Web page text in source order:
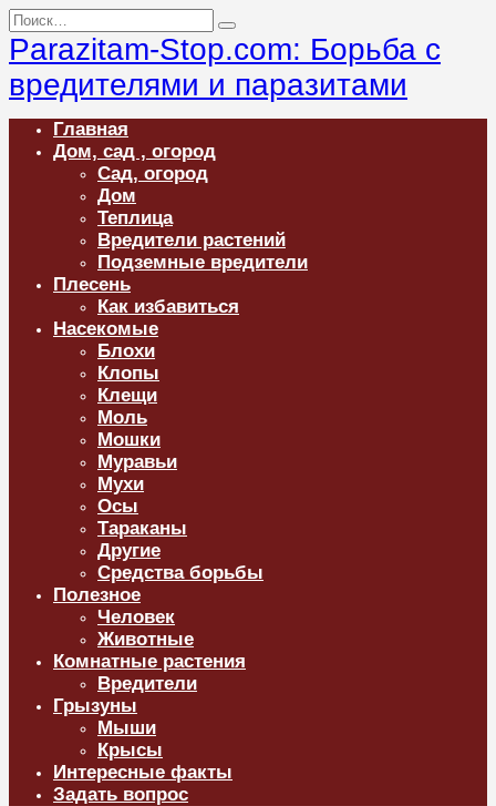
Перейти
к
содержанию
Search
for:
Parazitam-Stop.com: Борьба с
вредителями и паразитами
Главная
Дом, сад , огород
Сад, огород
Дом
Теплица
Вредители растений
Подземные вредители
Плесень
Как избавиться
Насекомые
Блохи
Клопы
Клещи
Моль
Мошки
Муравьи
Мухи
Осы
Тараканы
Другие
Средства борьбы
Полезное
Человек
Животные
Комнатные растения
Вредители
Грызуны
Мыши
Крысы
Интересные факты
Задать вопрос